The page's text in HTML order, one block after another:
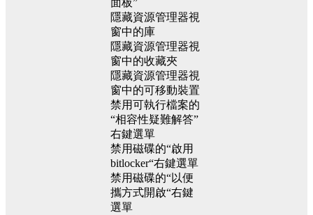
面板”
隱藏資源管理器視
窗中的庫
隱藏資源管理器視
窗中的收藏夾
隱藏資源管理器視
窗中的可移動裝置
禁用可執行檔案的
“相容性疑難解答”
右鍵選單
禁用磁碟的“啟用
bitlocker“右鍵選單
禁用磁碟的“以便
攜方式開啟“右鍵
選單